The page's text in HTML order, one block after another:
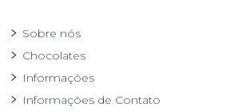
Sobre nós
Chocolates
Informações
Informações de Contato